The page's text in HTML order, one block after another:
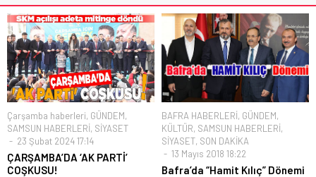
Çarşamba haberleri, GÜNDEM,
SAMSUN HABERLERİ, SİYASET
23 Şubat 2024 17:14
ÇARŞAMBA’DA ‘AK PARTİ’
COŞKUSU!
BAFRA HABERLERİ, GÜNDEM,
KÜLTÜR, SAMSUN HABERLERİ,
SİYASET, SON DAKİKA
13 Mayıs 2018 18:22
Bafra’da “Hamit Kılıç” Dönemi